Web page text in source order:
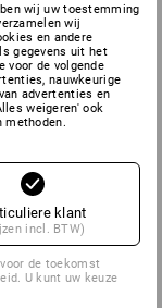
wij uw toestemming
wij
en andere
gegevens uit het
voor de volgende
nauwkeurige
advertenties en
weigeren' ook
klant
incl. BTW)
de toekomst
U kunt uw keuze